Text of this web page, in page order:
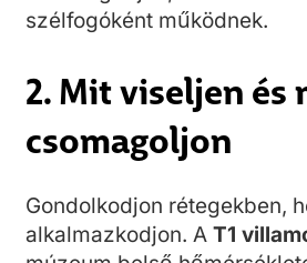
szélfogóként működnek.
2. Mit viseljen és
csomagoljon
Gondolkodjon rétegekben,
alkalmazkodjon. A T1